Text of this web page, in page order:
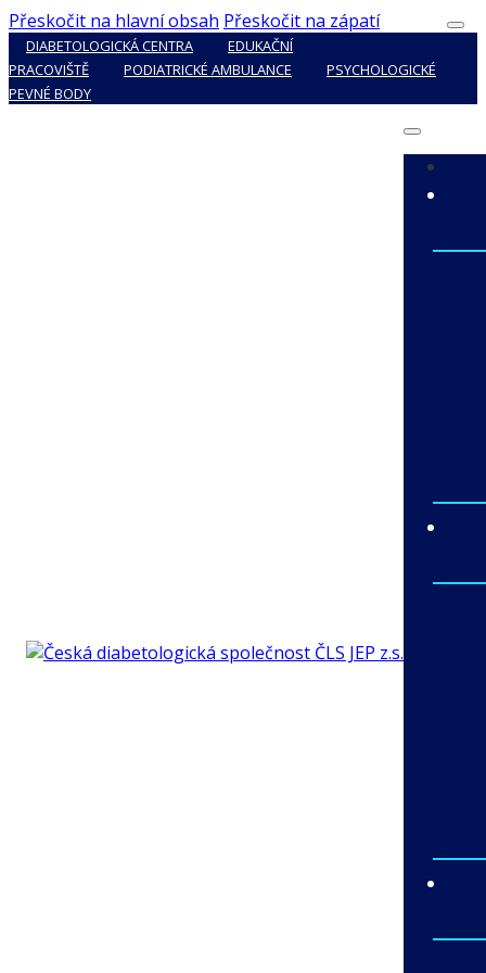
Přeskočit na hlavní obsah Přeskočit na zápatí
DIABETOLOGICKÁ CENTRA
EDUKAČNÍ
PRACOVIŠTĚ
PODIATRICKÉ AMBULANCE
PSYCHOLOGICKÉ
PEVNÉ BODY